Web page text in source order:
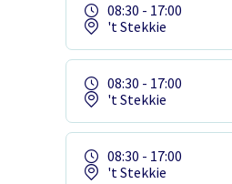
08:30 - 17:00
't Stekkie
08:30 - 17:00
't Stekkie
08:30 - 17:00
't Stekkie